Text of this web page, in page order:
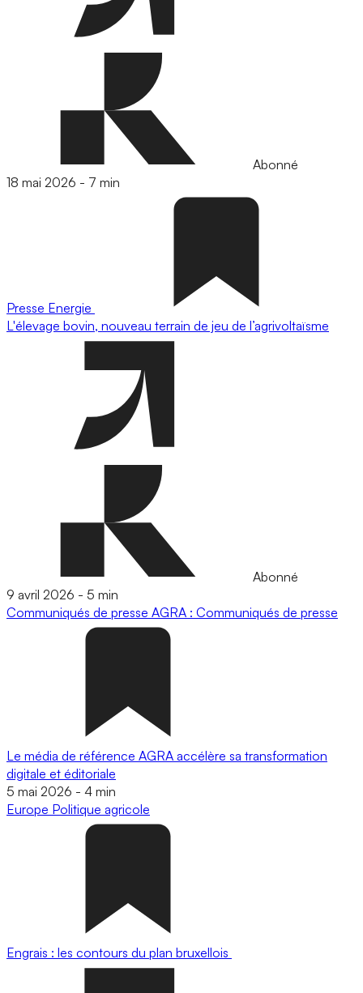
Abonné
18 mai 2026 - 7 min
Presse Energie
L'élevage bovin, nouveau terrain de jeu de l’agrivoltaïsme
Abonné
9 avril 2026 - 5 min
Communiqués de presse AGRA : Communiqués de presse
Le média de référence AGRA accélère sa transformation
digitale et éditoriale
5 mai 2026 - 4 min
Europe Politique agricole
Engrais : les contours du plan bruxellois